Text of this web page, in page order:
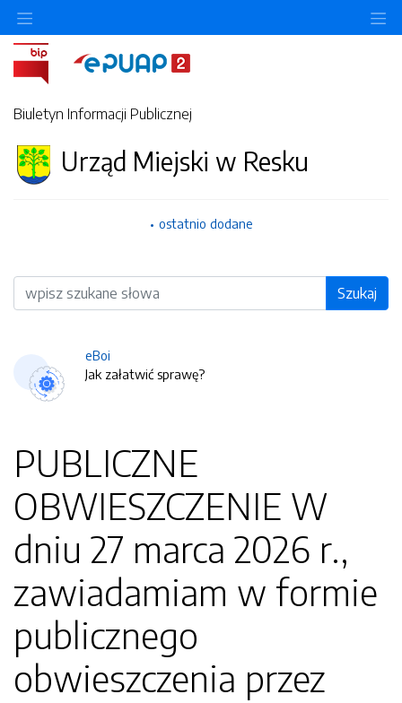
Biuletyn Informacji Publicznej
Urząd Miejski w Resku
ostatnio dodane
Wyszukiwarka Szukaj
eBoi
Jak załatwić sprawę?
PUBLICZNE
OBWIESZCZENIE W
dniu 27 marca 2026 r.,
zawiadamiam w formie
publicznego
obwieszczenia przez